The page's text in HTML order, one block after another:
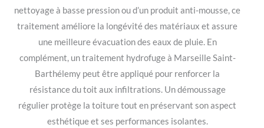
nettoyage à basse pression ou d’un produit anti-mousse, ce
traitement améliore la longévité des matériaux et assure
une meilleure évacuation des eaux de pluie. En
complément, un traitement hydrofuge à Marseille Saint-
Barthélemy peut être appliqué pour renforcer la
résistance du toit aux infiltrations. Un démoussage
régulier protège la toiture tout en préservant son aspect
esthétique et ses performances isolantes.